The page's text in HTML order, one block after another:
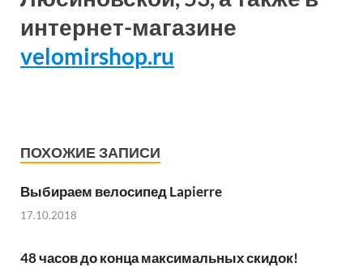
интернет-магазине
velomirshop.ru
ПОХОЖИЕ ЗАПИСИ
Выбираем велосипед Lapierre
17.10.2018
48 часов до конца максимальных скидок!